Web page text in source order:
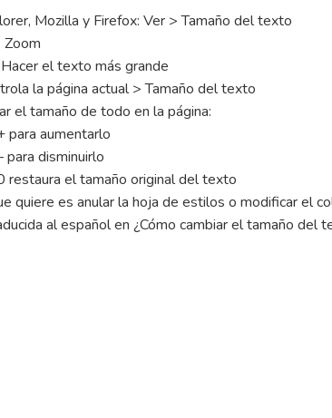
Mozilla y Firefox: Ver > Tamaño del texto
Zoom
el texto más grande
la página actual > Tamaño del texto
el tamaño de todo en la página:
para aumentarlo
para disminuirlo
restaura el tamaño original del texto
quiere es anular la hoja de estilos o modificar el
al español en ¿Cómo cambiar el tamaño del